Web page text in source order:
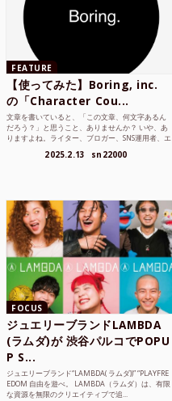
FEATURE
【使ってみた】Boring, inc.
の「Character Cou...
文章を書いていると、「この文章、何文字あるん
だろう？」と思うこと、ありませんか？ いや、あ
りますよね。ライター、ブロガー、SNS運用者、エ
2025.2.13 sn22000
FOCUS
ジュエリーブランドLAMBDA
(ラムダ)が 渋谷パルコでPOPU
P S...
ジュエリーブランド“LAMBDA( ラムダ))” “PLAYFRE
EDOM 自由を遊べ。 LAMBDA（ラムダ）は、有限
な資源を無限のクリエイティブで追...